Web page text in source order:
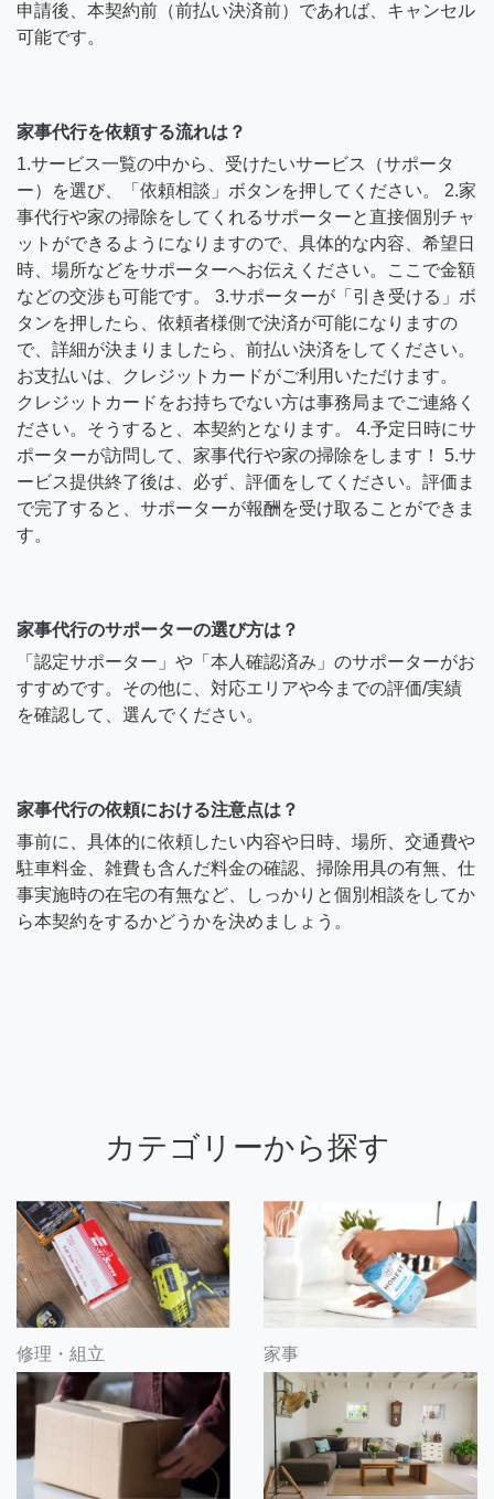
申請後、本契約前（前払い決済前）であれば、キャンセル
可能です。
家事代行を依頼する流れは？
1.サービス一覧の中から、受けたいサービス（サポータ
ー）を選び、「依頼相談」ボタンを押してください。 2.家
事代行や家の掃除をしてくれるサポーターと直接個別チャ
ットができるようになりますので、具体的な内容、希望日
時、場所などをサポーターへお伝えください。ここで金額
などの交渉も可能です。 3.サポーターが「引き受ける」ボ
タンを押したら、依頼者様側で決済が可能になりますの
で、詳細が決まりましたら、前払い決済をしてください。
お支払いは、クレジットカードがご利用いただけます。
クレジットカードをお持ちでない方は事務局までご連絡く
ださい。そうすると、本契約となります。 4.予定日時にサ
ポーターが訪問して、家事代行や家の掃除をします！ 5.サ
ービス提供終了後は、必ず、評価をしてください。評価ま
で完了すると、サポーターが報酬を受け取ることができま
す。
家事代行のサポーターの選び方は？
「認定サポーター」や「本人確認済み」のサポーターがお
すすめです。その他に、対応エリアや今までの評価/実績
を確認して、選んでください。
家事代行の依頼における注意点は？
事前に、具体的に依頼したい内容や日時、場所、交通費や
駐車料金、雑費も含んだ料金の確認、掃除用具の有無、仕
事実施時の在宅の有無など、しっかりと個別相談をしてか
ら本契約をするかどうかを決めましょう。
カテゴリーから探す
修理・組立 家事